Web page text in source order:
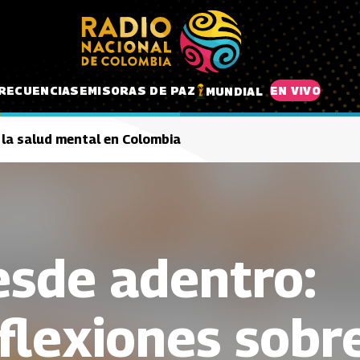
EMISORAS DE PAZ MUNDIAL EN VIVO
salud mental en Colombia
adentro: